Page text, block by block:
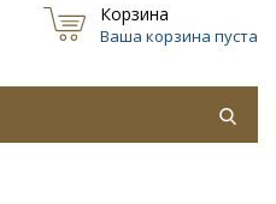
Корзина
Ваша корзина пуста